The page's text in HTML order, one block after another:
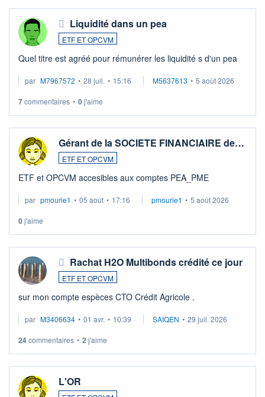
Liquidité dans un pea
ETF ET OPCVM
Quel titre est agréé pour rémunérer les liquidité s d'un pea
par M7967572 • 28 juil. • 15:16 M5637613 • 5 août 2026
7commentaires • 0j'aime
Gérant de la SOCIETE FINANCIAIRE de…
ETF ET OPCVM
ETF et OPCVM accesibles aux comptes PEA_PME
par pmourie1 • 05 août • 17:16 pmourie1 • 5 août 2026
0j'aime
Rachat H2O Multibonds crédité ce jour
ETF ET OPCVM
sur mon compte espèces CTO Crédit Agricole .
par M3406634 • 01 avr. • 10:39 SAIQEN • 29 juil. 2026
24commentaires • 2 j'aime
L'OR